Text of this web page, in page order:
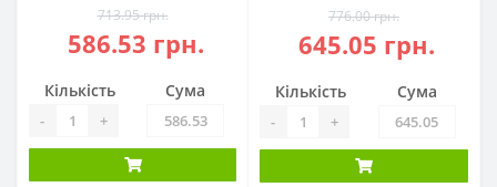
713.95 грн.
586.53 грн.
Кількість
- +
Сума
776.00 грн.
645.05 грн.
Кількість
- +
Сума